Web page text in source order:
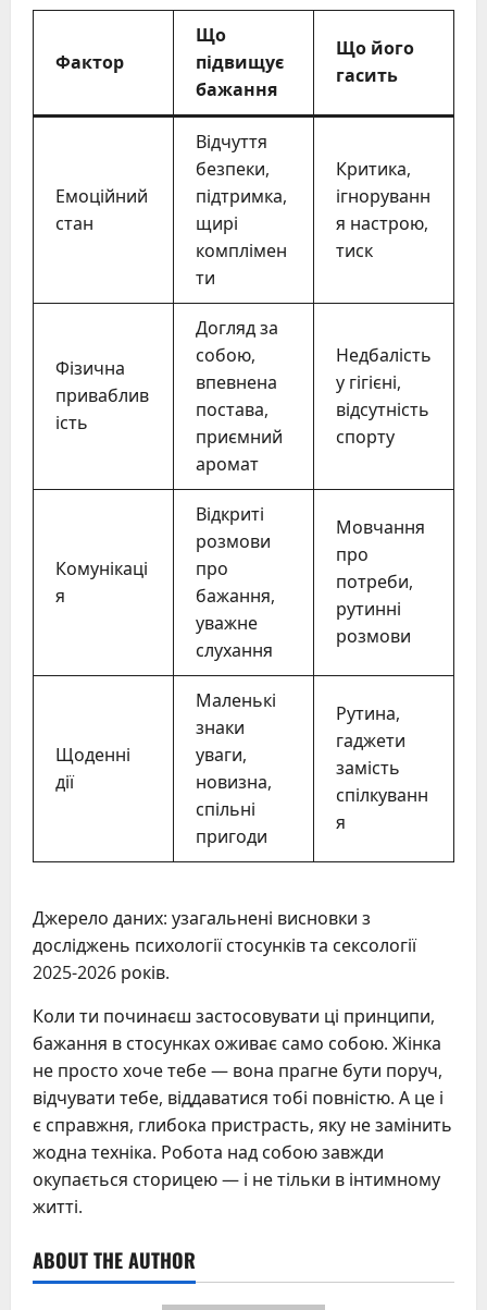
Фактор
Що
підвищує
бажання
Що його
гасить
Емоційний
стан
Відчуття
безпеки,
підтримка,
щирі
комплімен
ти
Критика,
ігноруванн
я настрою,
тиск
Фізична
приваблив
ість
Догляд за
собою,
впевнена
постава,
приємний
аромат
Недбалість
у гігієні,
відсутність
спорту
Комунікаці
я
Відкриті
розмови
про
бажання,
уважне
слухання
Мовчання
про
потреби,
рутинні
розмови
Щоденні
дії
Маленькі
знаки
уваги,
новизна,
спільні
пригоди
Рутина,
гаджети
замість
спілкуванн
я
Джерело даних: узагальнені висновки з
досліджень психології стосунків та сексології
2025-2026 років.
Коли ти починаєш застосовувати ці принципи,
бажання в стосунках оживає само собою. Жінка
не просто хоче тебе — вона прагне бути поруч,
відчувати тебе, віддаватися тобі повністю. А це і
є справжня, глибока пристрасть, яку не замінить
жодна техніка. Робота над собою завжди
окупається сторицею — і не тільки в інтимному
житті.
ABOUT THE AUTHOR